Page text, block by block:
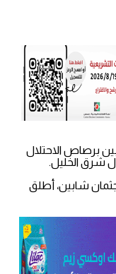
برصاص الاحتلال
شرق الخليل.
شابين، أطلق